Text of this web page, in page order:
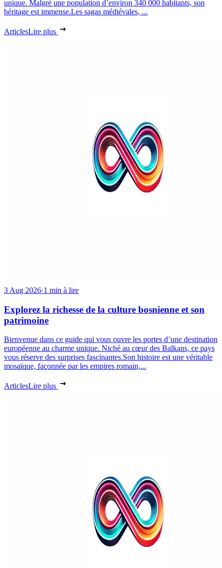
unique. Malgré une population d’environ 340 000 habitants, son
héritage est immense.Les sagas médiévales, ...
ArticlesLire plus
3 Aug 2026·1 min à lire
Explorez la richesse de la culture bosnienne et son
patrimoine
Bienvenue dans ce guide qui vous ouvre les portes d’une destination
européenne au charme unique. Niché au cœur des Balkans, ce pays
vous réserve des surprises fascinantes.Son histoire est une véritable
mosaïque, façonnée par les empires romain,...
ArticlesLire plus